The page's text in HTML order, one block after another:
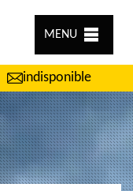
MENU
indisponible